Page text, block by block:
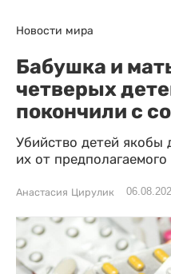
Новости мира
Бабушка и
четверых
покончили с
Убийство детей
их от
Анастасия Цирулик